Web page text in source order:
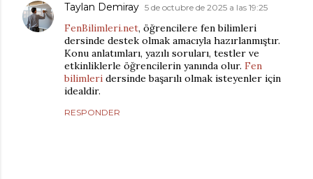
Taylan Demiray 5 de octubre de 2025 a las 19:25
FenBilimleri.net, öğrencilere fen bilimleri
dersinde destek olmak amacıyla hazırlanmıştır.
Konu anlatımları, yazılı soruları, testler ve
etkinliklerle öğrencilerin yanında olur. Fen
bilimleri dersinde başarılı olmak isteyenler için
idealdir.
RESPONDER